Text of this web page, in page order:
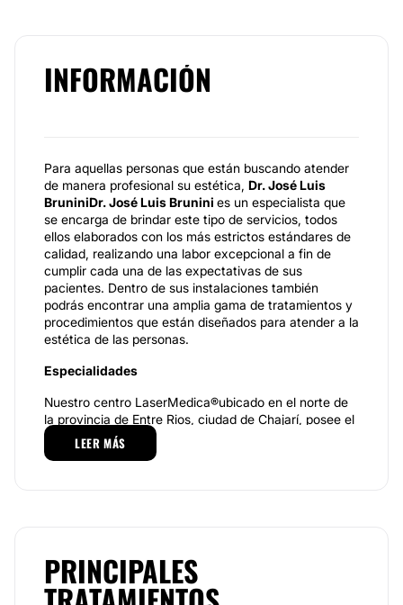
INFORMACIÓN
Para aquellas personas que están buscando atender
de manera profesional su estética, Dr. José Luis
BruniniDr. José Luis Brunini es un especialista que
se encarga de brindar este tipo de servicios, todos
ellos elaborados con los más estrictos estándares de
calidad, realizando una labor excepcional a fin de
cumplir cada una de las expectativas de sus
pacientes. Dentro de sus instalaciones también
podrás encontrar una amplia gama de tratamientos y
procedimientos que están diseñados para atender a la
estética de las personas.
Especialidades
Nuestro centro LaserMedica®ubicado en el norte de
la provincia de Entre Rios, ciudad de Chajarí, posee el
ultimo equipamiento para tratamientos estéticos :
LÁser Diodo Trio Ice, Fraxface, Ultherapy, Laser ND-
en forma individual y única para brindarle el
tratamiento más efectivo, sin que incurra en gastos
LEER MÁS
PRINCIPALES